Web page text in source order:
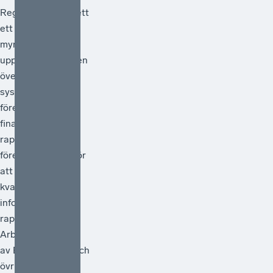
Regeringen har gett
ett antal
myndigheter i
uppdrag att göra en
översyn av
systemet för
företagens
finansiella
rapportering och
föreslå åtgärder för
att förstärka
kvaliteten i den
information som
rapporteras.
Arbetet ska ledas
av Bolagsverket och
övriga deltagande